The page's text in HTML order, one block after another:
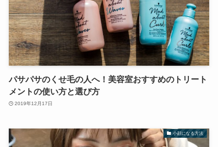
パサパサのくせ毛の人へ！美容室おすすめのトリート
メントの使い方と選び方
2019年12月17日
小顔になる方法